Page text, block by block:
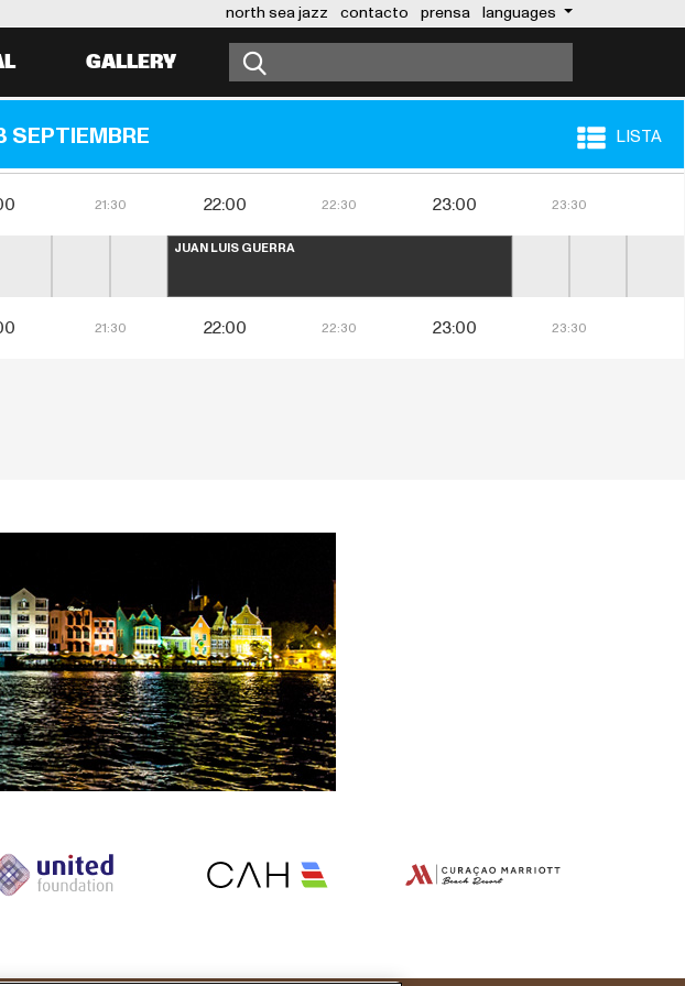
north sea jazz contacto prensa languages
GALLERY
SEPTIEMBRE LISTA
21:30 22:00 22:30 23:00 23:30
JUAN LUIS GUERRA
21:30 22:00 22:30 23:00 23:30